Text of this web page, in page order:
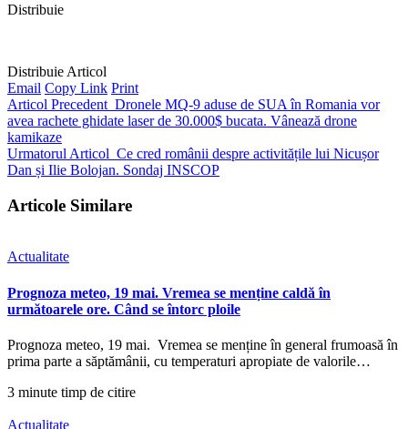
Distribuie
Distribuie Articol
Email Copy Link Print
Articol Precedent Dronele MQ-9 aduse de SUA în Romania vor
avea rachete ghidate laser de 30.000$ bucata. Vânează drone
kamikaze
Urmatorul Articol Ce cred românii despre activitățile lui Nicușor
Dan și Ilie Bolojan. Sondaj INSCOP
Articole Similare
Actualitate
Prognoza meteo, 19 mai. Vremea se menține caldă în
următoarele ore. Când se întorc ploile
Prognoza meteo, 19 mai. Vremea se menține în general frumoasă în
prima parte a săptămânii, cu temperaturi apropiate de valorile…
3 minute timp de citire
Actualitate